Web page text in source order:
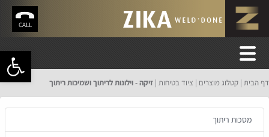
פתח
CALL
דף הבית קטלוג מוצרים ציוד בטיחות זיקה - וילונות לריתוך ושמיכות ריתוך
מסכות ריתוך